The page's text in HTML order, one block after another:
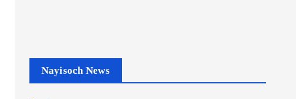
Nayisoch News